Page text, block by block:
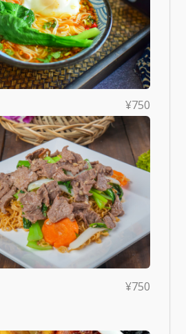
¥750
¥750